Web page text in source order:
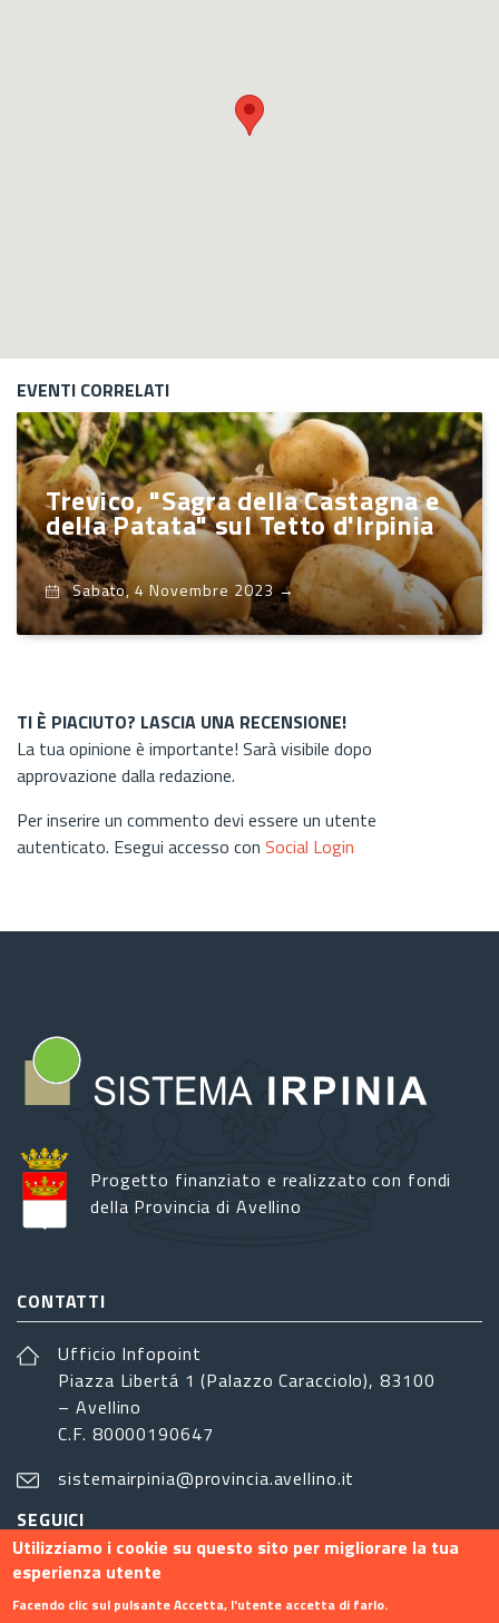
EVENTI CORRELATI
Trevico, "Sagra della Castagna e
della Patata" sul Tetto d'Irpinia
Sabato, 4 Novembre 2023→
TI È PIACIUTO? LASCIA UNA RECENSIONE!
La tua opinione è importante! Sarà visibile dopo
approvazione dalla redazione.
Per inserire un commento devi essere un utente
autenticato. Esegui accesso con Social Login
Progetto finanziato e realizzato con fondi
della Provincia di Avellino
CONTATTI
Ufficio Infopoint
Piazza Libertá 1 (Palazzo Caracciolo), 83100
– Avellino
C.F. 80000190647
sistemairpinia@provincia.avellino.it
SEGUICI
Utilizziamo i cookie su questo sito per migliorare la tua
esperienza utente
Facendo clic sul pulsante Accetta, l'utente accetta di farlo.